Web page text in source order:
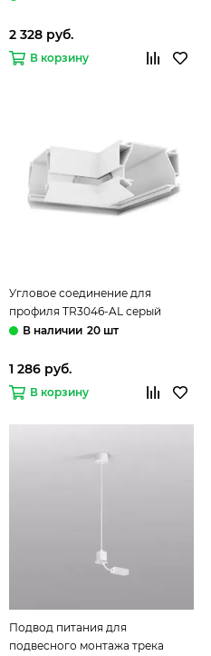
2 328 руб.
В корзину
Угловое соединение для
профиля TR3046-AL серый
Smart Profi Denkirs
20 шт
1 286 руб.
В корзину
Подвод питания для
подвесного монтажа трека